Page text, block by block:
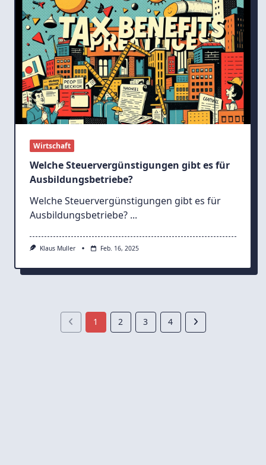
Wirtschaft
Welche Steuervergünstigungen gibt es für
Ausbildungsbetriebe?
Welche Steuervergünstigungen gibt es für
Ausbildungsbetriebe? ...
Klaus Muller Feb. 16, 2025
1 2 3 4